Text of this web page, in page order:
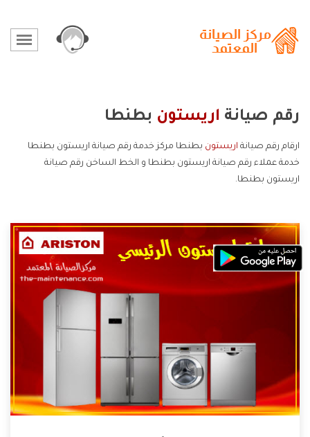
رقم صيانة اريستون بطنطا
ارقام رقم صيانة اريستون بطنطا مركز خدمة رقم صيانة اريستون بطنطا
خدمة عملاء رقم صيانة اريستون بطنطا و الخط الساخن رقم صيانة
اريستون بطنطا.